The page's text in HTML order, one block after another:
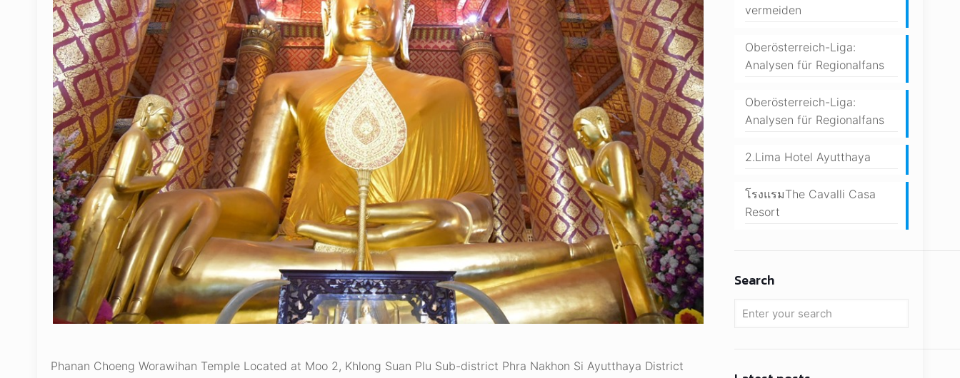
Phanan Choeng Worawihan Temple Located at Moo 2, Khlong Suan Plu Sub-district Phra Nakhon Si Ayutthaya District
vermeiden
Oberösterreich-Liga:
Analysen für Regionalfans
Oberösterreich-Liga:
Analysen für Regionalfans
2.Lima Hotel Ayutthaya
โรงแรมThe Cavalli Casa
Resort
Search